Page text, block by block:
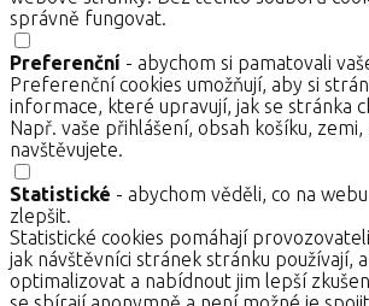
správně fungovat.
Preferenční - abychom si pamatovali
Preferenční cookies umožňují, aby si
informace, které upravují, jak se stránka
Např. vaše přihlášení, obsah košíku,
navštěvujete.
Statistické - abychom věděli, co na
zlepšit.
Statistické cookies pomáhají
jak návštěvníci stránek stránku používají,
optimalizovat a nabídnout jim lepší